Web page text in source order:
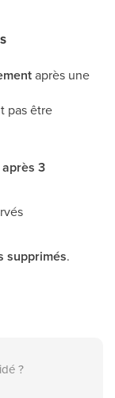
après une
pas être
après 3
supprimés.
?